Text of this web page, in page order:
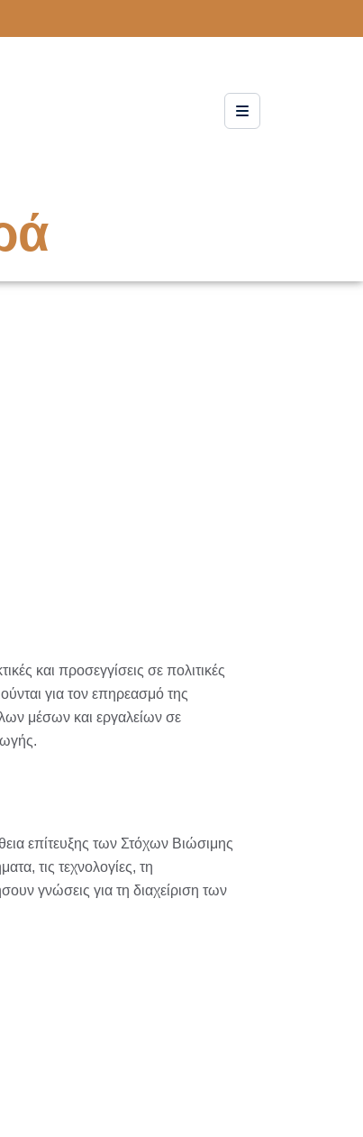
και προσεγγίσεις σε πολιτικές
για τον επηρεασμό της
μέσων και εργαλείων σε
επίτευξης των Στόχων Βιώσιμης
τις τεχνολογίες, τη
γνώσεις για τη διαχείριση των